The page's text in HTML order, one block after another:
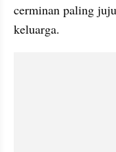
cerminan paling
keluarga.